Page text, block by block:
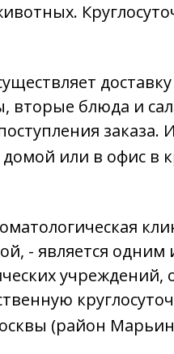
блюда и
или в офис в
- является
(район